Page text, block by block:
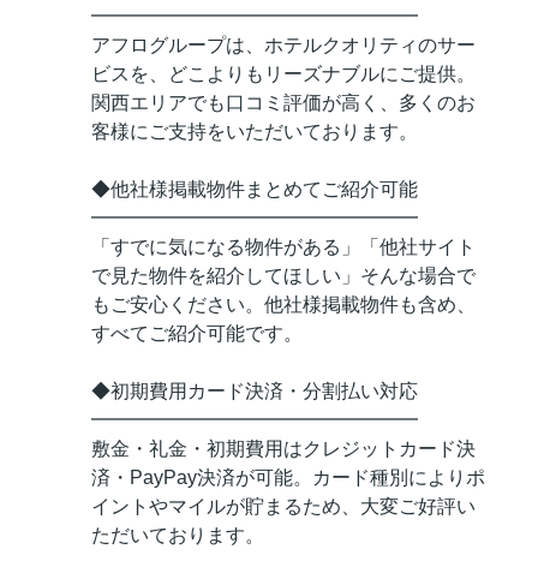
━━━━━━━━━━━━━━━━━
アフログループは、ホテルクオリティのサー
ビスを、どこよりもリーズナブルにご提供。
関西エリアでも口コミ評価が高く、多くのお
客様にご支持をいただいております。
◆他社様掲載物件まとめてご紹介可能
━━━━━━━━━━━━━━━━━
「すでに気になる物件がある」「他社サイト
で見た物件を紹介してほしい」そんな場合で
もご安心ください。他社様掲載物件も含め、
すべてご紹介可能です。
◆初期費用カード決済・分割払い対応
━━━━━━━━━━━━━━━━━
敷金・礼金・初期費用はクレジットカード決
済・PayPay決済が可能。カード種別によりポ
イントやマイルが貯まるため、大変ご好評い
ただいております。